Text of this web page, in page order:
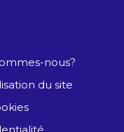
nous?
du site